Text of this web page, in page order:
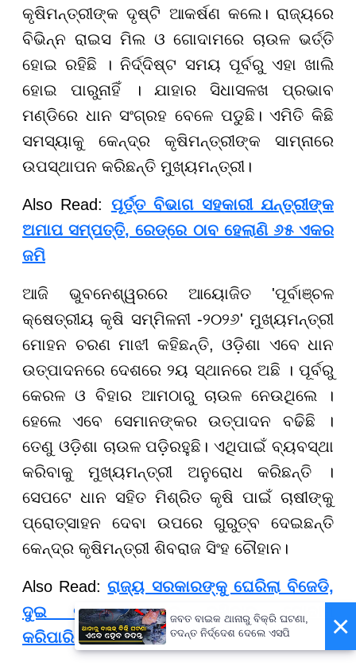
କୃଷିମନ୍ତ୍ରୀଙ୍କ ଦୃଷ୍ଟି ଆକର୍ଷଣ କଲେ। ରାଜ୍ୟରେ
ବିଭିନ୍ନ ରାଇସ ମିଲ ଓ ଗୋଦାମରେ ଚାଉଳ ଭର୍ତ୍ତି
ହୋଇ ରହିଛି । ନିର୍ଦ୍ଦିଷ୍ଟ ସମୟ ପୂର୍ବରୁ ଏହା ଖାଲି
ହୋଇ ପାରୁନାହିଁ । ଯାହାର ସିଧାସଳଖ ପ୍ରଭାବ
ମଣ୍ଡିରେ ଧାନ ସଂଗ୍ରହ ବେଳେ ପଡୁଛି। ଏମିତି କିଛି
ସମସ୍ୟାକୁ କେନ୍ଦ୍ର କୃଷିମନ୍ତ୍ରୀଙ୍କ ସାମ୍ନାରେ
ଉପସ୍ଥାପନ କରିଛନ୍ତି ମୁଖ୍ୟମନ୍ତ୍ରୀ।
Also Read: ପୂର୍ତ୍ତ ବିଭାଗ ସହକାରୀ ଯନ୍ତ୍ରୀଙ୍କ
ଅମାପ ସମ୍ପତ୍ତି, ରେଡ୍ରେ ଠାବ ହେଲାଣି ୬୫ ଏକର
ଜମି
ଆଜି ଭୁବନେଶ୍ୱରରେ ଆୟୋଜିତ 'ପୂର୍ବାଞ୍ଚଳ
କ୍ଷେତ୍ରୀୟ କୃଷି ସମ୍ମିଳନୀ -୨୦୨୬' ମୁଖ୍ୟମନ୍ତ୍ରୀ
ମୋହନ ଚରଣ ମାଝୀ କହିଛନ୍ତି, ଓଡ଼ିଶା ଏବେ ଧାନ
ଉତ୍ପାଦନରେ ଦେଶରେ ୨ୟ ସ୍ଥାନରେ ଅଛି । ପୂର୍ବରୁ
କେରଳ ଓ ବିହାର ଆମଠାରୁ ଚାଉଳ ନେଉଥିଲେ ।
ହେଲେ ଏବେ ସେମାନଙ୍କର ଉତ୍ପାଦନ ବଢିଛି ।
ତେଣୁ ଓଡ଼ିଶା ଚାଉଳ ପଡ଼ିରହୁଛି। ଏଥିପାଇଁ ବ୍ୟବସ୍ଥା
କରିବାକୁ ମୁଖ୍ୟମନ୍ତ୍ରୀ ଅନୁରୋଧ କରିଛନ୍ତି ।
ସେପଟେ ଧାନ ସହିତ ମିଶ୍ରିତ କୃଷି ପାଇଁ ଚାଷୀଙ୍କୁ
ପ୍ରୋତ୍ସାହନ ଦେବା ଉପରେ ଗୁରୁତ୍ବ ଦେଇଛନ୍ତି
କେନ୍ଦ୍ର କୃଷିମନ୍ତ୍ରୀ ଶିବରାଜ ସିଂହ ଚୌହାନ।
Also Read:ରାଜ୍ୟ ସରକାରଙ୍କୁ ଘେରିଲା ବିଜେଡି,
ଦୁଇ ବର୍ଷରେ ଚାଉଳ ରଖିବାକୁ ଗୋଦାମ
କରିପାରିଲେନି...
×
ଜବତ ବାଇକ ଥାନାରୁ ବିକ୍ରି ଘଟଣା,
ତଦନ୍ତ ନିର୍ଦ୍ଦେଶ ଦେଲେ ଏସପି